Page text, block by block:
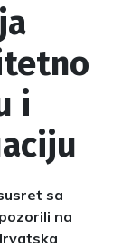
i
sa
na